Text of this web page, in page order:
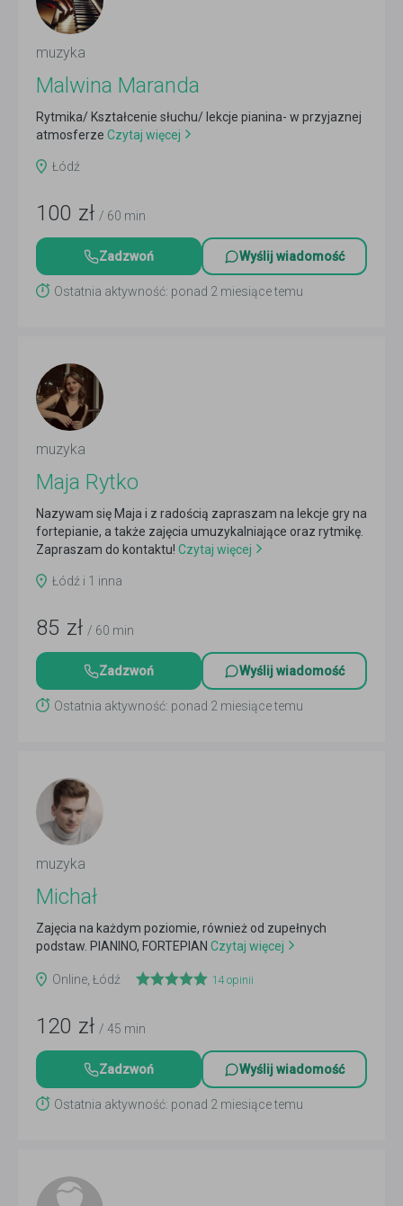
muzyka
Malwina Maranda
Rytmika/ Kształcenie słuchu/ lekcje pianina- w przyjaznej
atmosferze Czytaj więcej
Łódź
100 zł / 60 min
Zadzwoń Wyślij wiadomość
Ostatnia aktywność: ponad 2 miesiące temu
muzyka
Maja Rytko
Nazywam się Maja i z radością zapraszam na lekcje gry na
fortepianie, a także zajęcia umuzykalniające oraz rytmikę.
Zapraszam do kontaktu! Czytaj więcej
Łódź i 1 inna
85 zł / 60 min
Zadzwoń Wyślij wiadomość
Ostatnia aktywność: ponad 2 miesiące temu
muzyka
Michał
Zajęcia na każdym poziomie, również od zupełnych
podstaw. PIANINO, FORTEPIAN Czytaj więcej
Online, Łódź 14opinii
120 zł / 45 min
Zadzwoń Wyślij wiadomość
Ostatnia aktywność: ponad 2 miesiące temu